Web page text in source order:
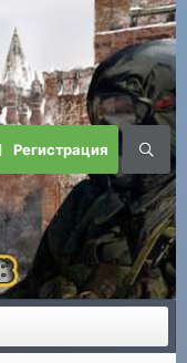
Регистрация